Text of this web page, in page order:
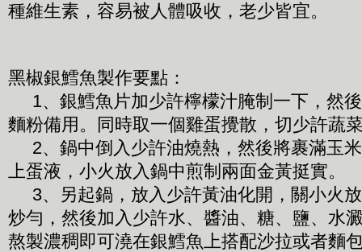
種維生素，容易被人體吸收，老少皆宜。
黑椒銀鱈魚製作要點：
1、銀鱈魚片加少許檸檬汁腌制一下，然
麵粉備用。同時取一個雞蛋攪散，切少許蔬
2、鍋中倒入少許油燒熱，然後將裹滿玉
上蛋液，小火放入鍋中煎制兩面金黃挺實。
3、另起鍋，放入少許黃油化開，關小火
炒勻，然後加入少許水、醬油、糖、鹽、水
熬製濃稠即可澆在銀鱈魚上搭配沙拉或者麵